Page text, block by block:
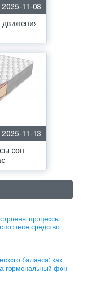
2025-11-08
движения
2025-11-13
сон
процессы
средство
баланса: как
гормональный фон